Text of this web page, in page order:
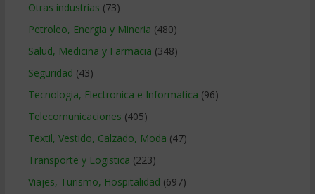
Otras industrias (73)
Petroleo, Energia y Mineria (480)
Salud, Medicina y Farmacia (348)
Seguridad (43)
Tecnologia, Electronica e Informatica (96)
Telecomunicaciones (405)
Textil, Vestido, Calzado, Moda (47)
Transporte y Logistica (223)
Viajes, Turismo, Hospitalidad (697)